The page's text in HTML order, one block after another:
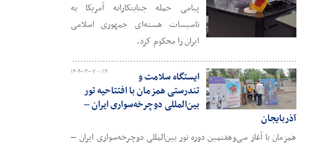
پیامی حمله جنایتکارانه آمریکا به
تاسیسات هسته‌ای جمهوری اسلامی
ایران را محکوم کرد.
۱۴۰۴-۰۳-۰۷ ۰۰:۱۴
ایستگاه سلامت و
تندرستی همزمان با افتتاحیه تور
بین‌المللی دوچرخه‌سواری ایران –
آذربایجان
همزمان با آغاز سی‌وهفتمین دوره تور بین‌المللی دوچرخه‌سواری ایران –